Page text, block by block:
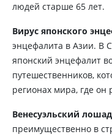
людей старше 65 лет.
Вирус японского
энцефалита в Азии. В
японский энцефалит
путешественников,
регионах мира, где он
Венесуэльский
преимущественно в